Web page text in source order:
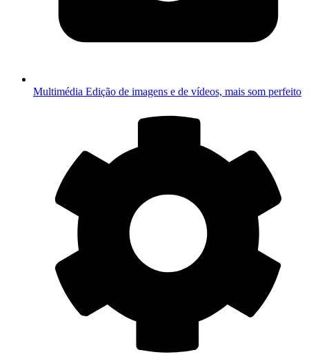
Multimédia Edição de imagens e de vídeos, mais som perfeito